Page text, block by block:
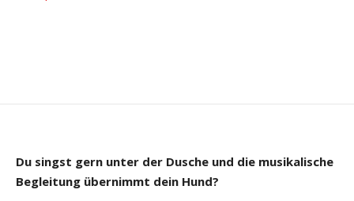
Du singst gern unter der Dusche und die musikalische
Begleitung übernimmt dein Hund?